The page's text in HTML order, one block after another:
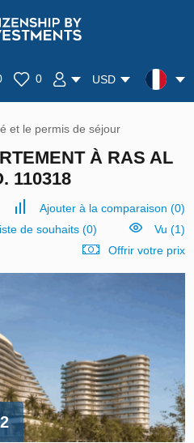
0 USD
et le permis de séjour
À RAS AL
110318
Ajouter à la comparaison (0)
de souhaits(0)
Vu (1)
Offrir votre prix